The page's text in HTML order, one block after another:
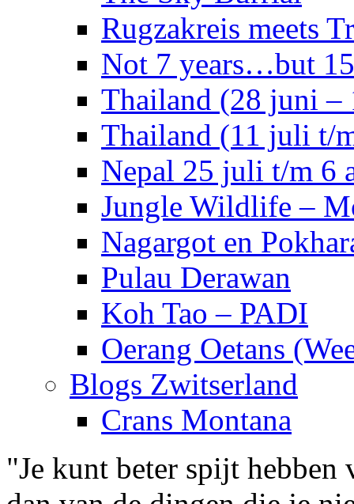
Rugzakreis meets
Not 7 years…but
Thailand (28 juni
Thailand (11 juli t/
Nepal 25 juli t/m 6
Jungle Wildlife –
Nagargot en
Pulau Derawan
Koh Tao – PADI
Oerang Oetans
Blogs Zwitserland
Crans Montana
"Je kunt beter spijt hebben